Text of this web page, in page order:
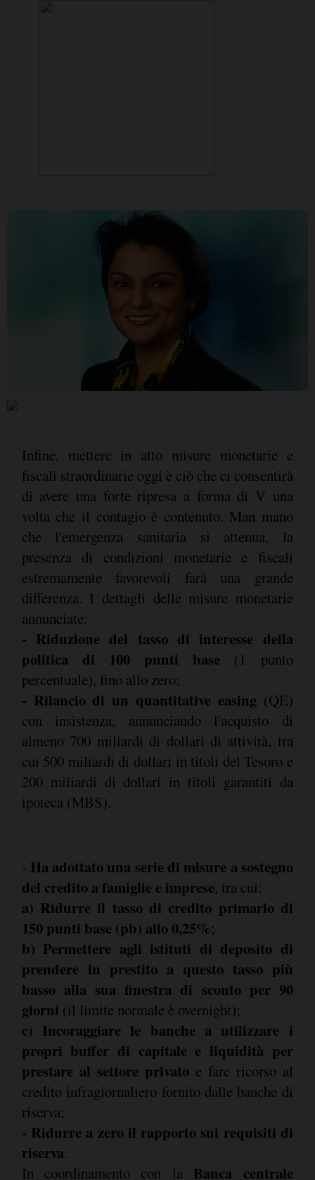
Infine, mettere in atto misure monetarie e
fiscali straordinarie oggi è ciò che ci consentirà
di avere una forte ripresa a forma di V una
volta che il contagio è contenuto. Man mano
che l'emergenza sanitaria si attenua, la
presenza di condizioni monetarie e fiscali
estremamente favorevoli farà una grande
differenza. I dettagli delle misure monetarie
annunciate:
- Riduzione del tasso di interesse della
politica di 100 punti base (1 punto
percentuale), fino allo zero;
- Rilancio di un quantitative easing (QE)
con insistenza, annunciando l'acquisto di
almeno 700 miliardi di dollari di attività, tra
cui 500 miliardi di dollari in titoli del Tesoro e
200 miliardi di dollari in titoli garantiti da
ipoteca (MBS).
- Ha adottato una serie di misure a sostegno
del credito a famiglie e imprese, tra cui:
a) Ridurre il tasso di credito primario di
150 punti base (pb) allo 0,25%;
b) Permettere agli istituti di deposito di
prendere in prestito a questo tasso più
basso alla sua finestra di sconto per 90
giorni (il limite normale è overnight);
c) Incoraggiare le banche a utilizzare i
propri buffer di capitale e liquidità per
prestare al settore privatoe fare ricorso al
credito infragiornaliero fornito dalle banche di
riserva;
- Ridurre a zero il rapporto sui requisiti di
riserva.
In coordinamento con la Banca centrale